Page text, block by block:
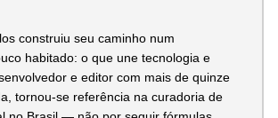
construiu seu caminho num
habitado: o que une tecnologia e
e editor com mais de quinze
tornou-se referência na curadoria de